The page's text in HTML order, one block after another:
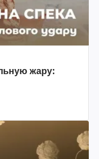
жару: